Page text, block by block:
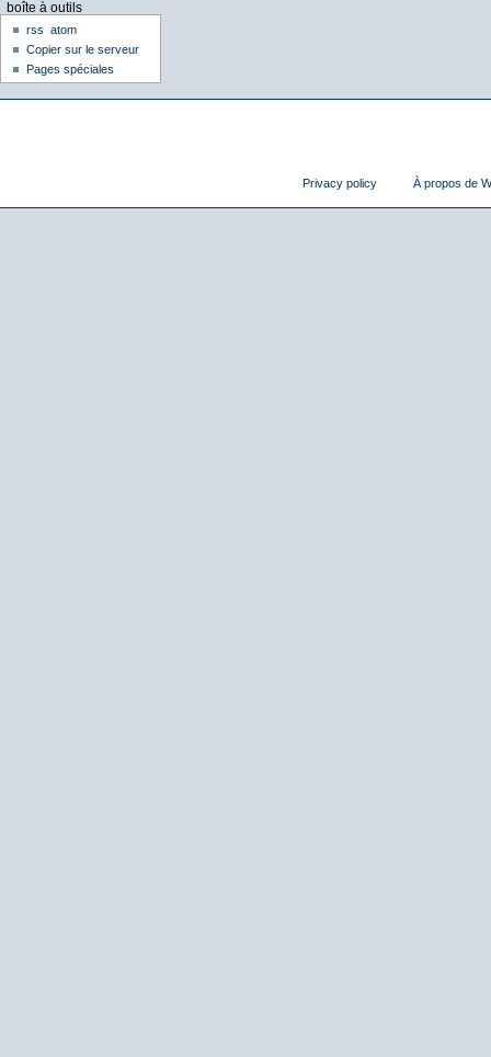
boîte à outils
rss
atom
Copier sur le serveur
Pages spéciales
Privacy policy À propos de